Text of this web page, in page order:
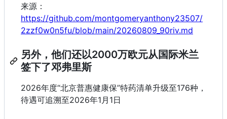
来源：
https://github.com/montgomeryanthony23507/
2zzf0w0n5fu/blob/main/20260809_90riv.md
另外，他们还以2000万欧元从国际米兰
签下了邓弗里斯
2026年度“北京普惠健康保”特药清单升级至176种，
待遇可追溯至2026年1月1日